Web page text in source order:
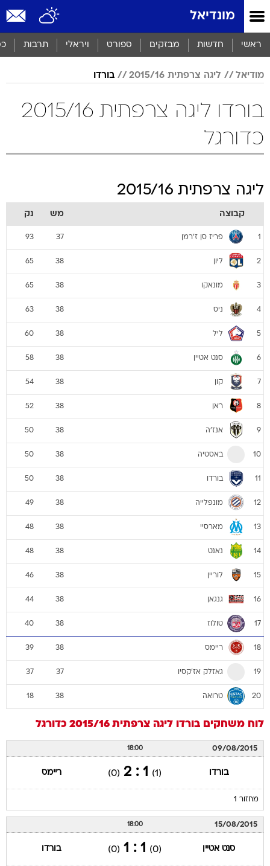
מונדיאל
ראשי חדשות מבזקים ספורט ויראלי תרבות
מודיאל ליגה צרפתית 2015/16 בורדו
בורדו ליגה צרפתית 2015/16
כדורגל
ליגה צרפתית 2015/16
קבוצה מש נק
1 פריז סן ז'רמן 37
93
2 ליון 38
65
3 מונאקו 38
65
4 ניס 38
63
5 ליל 38
60
6 סנט אטיין 38
58
7 קון 38
54
8 ראן 38
52
9 אנז'ה 38
50
10 באסטיה 38
50
11 בורדו 38
50
12 מונפלייה 38
49
13 מארסיי 38
48
14 נאנט 38
48
15 לוריין 38
46
16 גנגאן 38
44
17 טולוז 38
40
18 ריימס 38
39
19 גאזלק אז'קסיו 37
37
20 טרואה 38
18
לוח משחקים בורדו ליגה צרפתית 2015/16 כדורגל
09/08/2015
18:00
בורדו (1)
1 : 2
(0) ריימס
מחזור 1
15/08/2015
18:00
סנט אטיין (0)
1 : 1
(0) בורדו